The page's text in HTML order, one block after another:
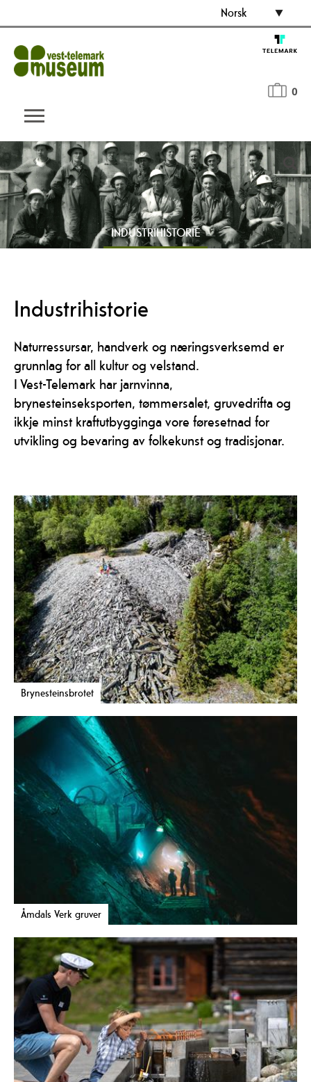
Norsk
0
INDUSTRIHISTORIE
Industrihistorie
Naturressursar, handverk og næringsverksemd er
grunnlag for all kultur og velstand.
I Vest-Telemark har jarnvinna,
brynesteinseksporten, tømmersalet, gruvedrifta og
ikkje minst kraftutbygginga vore føresetnad for
utvikling og bevaring av folkekunst og tradisjonar.
Brynesteinsbrotet
Åmdals Verk gruver